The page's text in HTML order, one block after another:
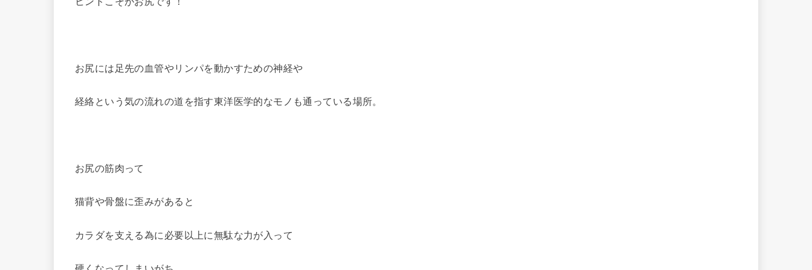
お尻には足先の血管やリンパを動かすための神経や
経絡という気の流れの道を指す東洋医学的なモノも通っている場所。
お尻の筋肉って
猫背や骨盤に歪みがあると
カラダを支える為に必要以上に無駄な力が入って